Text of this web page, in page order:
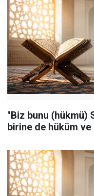
"Biz bunu (hükmü)
birine de hüküm